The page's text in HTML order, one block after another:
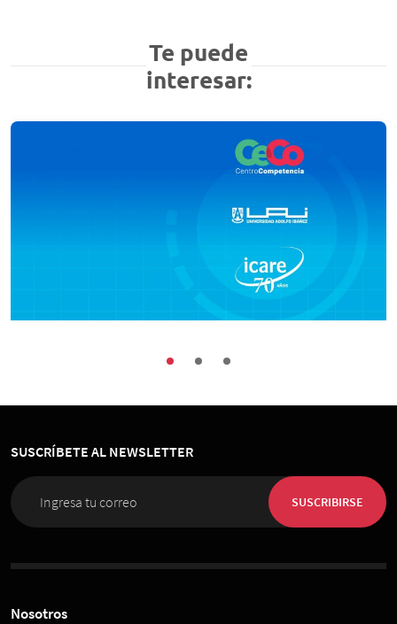
Te puede
interesar:
13 de Diciembre 2023, 9:00 hrs.
UAI · Sede Presidente Errázuriz
SUSCRÍBETE AL NEWSLETTER
SUSCRIBIRSE
Nosotros